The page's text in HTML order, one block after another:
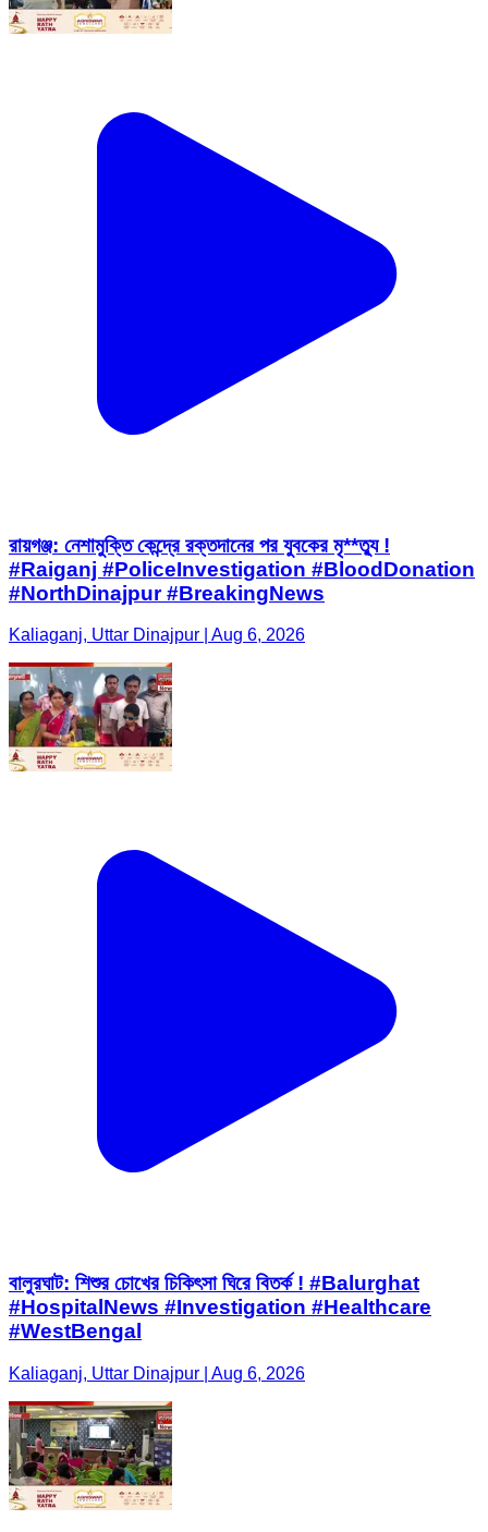
রায়গঞ্জ: নেশামুক্তি কেন্দ্রে রক্তদানের পর যুবকের মৃ**ত্যু !
#Raiganj #PoliceInvestigation #BloodDonation
#NorthDinajpur #BreakingNews
Kaliaganj, Uttar Dinajpur | Aug 6, 2026
বালুরঘাট: শিশুর চোখের চিকিৎসা ঘিরে বিতর্ক ! #Balurghat
#HospitalNews #Investigation #Healthcare
#WestBengal
Kaliaganj, Uttar Dinajpur | Aug 6, 2026